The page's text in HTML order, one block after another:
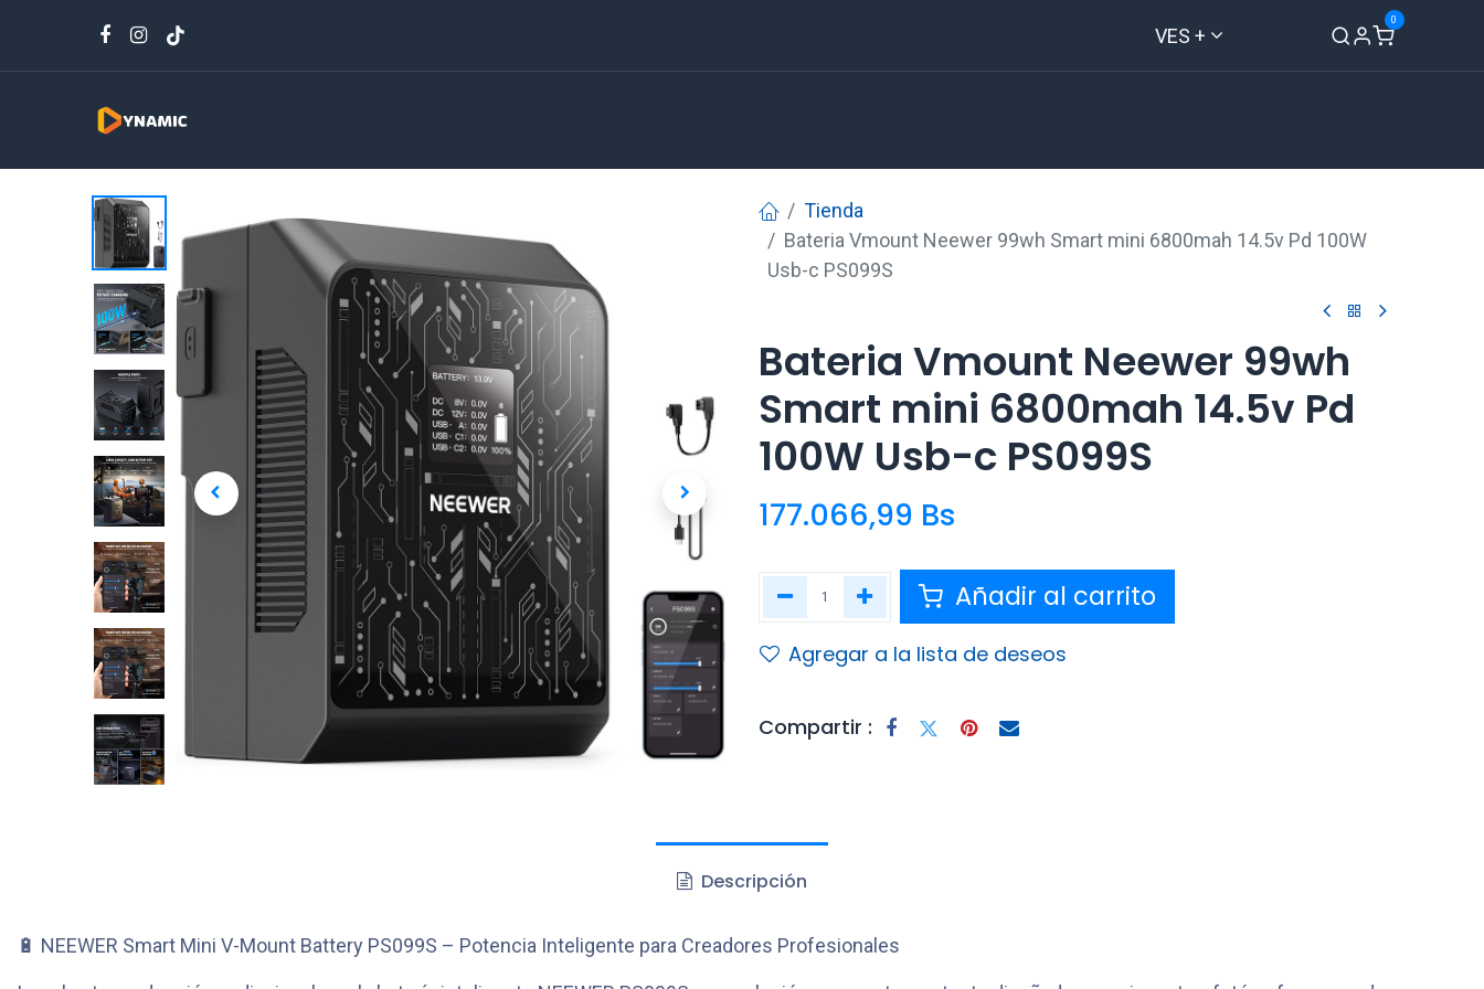
VES +
0
Tienda
Bateria Vmount Neewer 99wh Smart mini 6800mah 14.5v Pd 100W
Usb-c PS099S
Bateria Vmount Neewer 99wh
Smart mini 6800mah 14.5v Pd
100W Usb-c PS099S
177.066,99 Bs
Añadir al carrito
Agregar a la lista de deseos
Compartir :
Descripción
🔋 NEEWER Smart Mini V-Mount Battery PS099S – Potencia Inteligente para Creadores Profesionales